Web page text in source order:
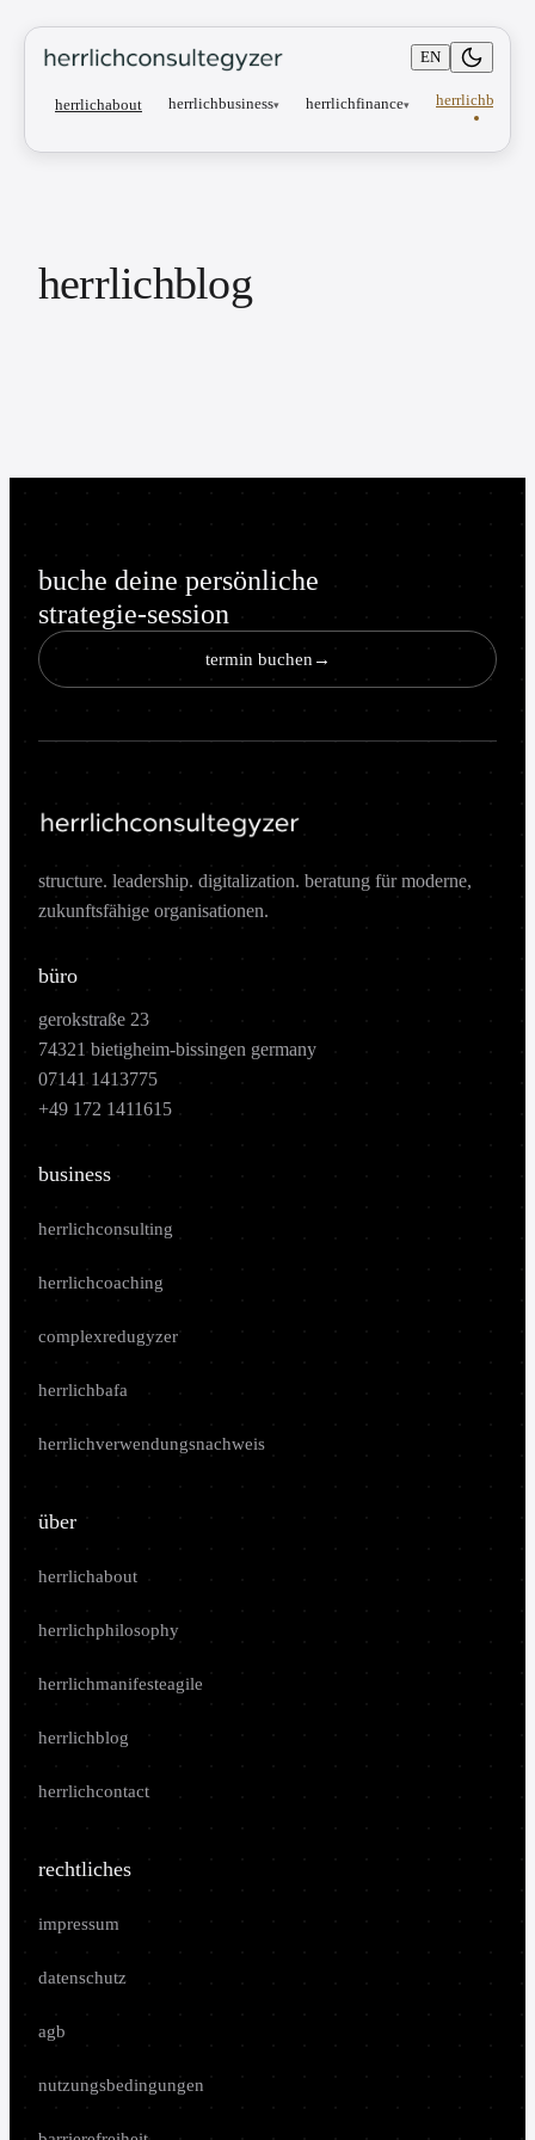
herrlichabout herrlichbusiness▾ herrlichfinance▾ herrlichblog
EN
herrlichblog
buche deine persönliche
strategie-session
termin buchen →
structure. leadership. digitalization. beratung für moderne,
zukunftsfähige organisationen.
büro
gerokstraße 23
74321 bietigheim-bissingen germany
07141 1413775
+49 172 1411615
business
herrlichconsulting
herrlichcoaching
complexredugyzer
herrlichbafa
herrlichverwendungsnachweis
über
herrlichabout
herrlichphilosophy
herrlichmanifesteagile
herrlichblog
herrlichcontact
rechtliches
impressum
datenschutz
agb
nutzungsbedingungen